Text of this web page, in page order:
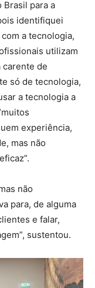
Brasil para a
identifiquei
a tecnologia,
utilizam
carente de
só de tecnologia,
a tecnologia a
experiência,
mas não
não
para, de alguma
e falar,
sustentou.